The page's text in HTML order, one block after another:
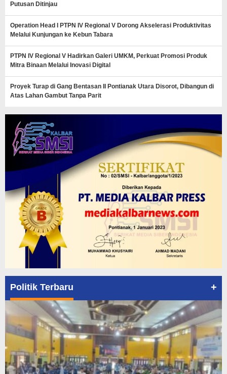
Putusan Ditinjau
Operation Head I PTPN IV Regional V Dorong Akselerasi Produktivitas
Melalui Kunjungan ke Kebun Tabara
PTPN IV Regional V Hadirkan Galeri UMKM, Perkuat Promosi Produk
Mitra Binaan Melalui Inovasi Digital
Proyek Turap di Gang Bentasan II Pontianak Utara Disorot, Dibangun di
Atas Lahan Gambut Tanpa Parit
Politik Terbaru +